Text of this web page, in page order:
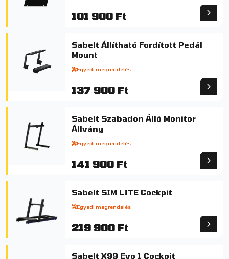
101 900 Ft
Sabelt Állítható Fordított Pedál
Mount
Egyedi megrendelés
137 900 Ft
Sabelt Szabadon Álló Monitor
Állvány
Egyedi megrendelés
141 900 Ft
Sabelt SIM LITE Cockpit
Egyedi megrendelés
219 900 Ft
Sabelt X99 Evo 1 Cockpit